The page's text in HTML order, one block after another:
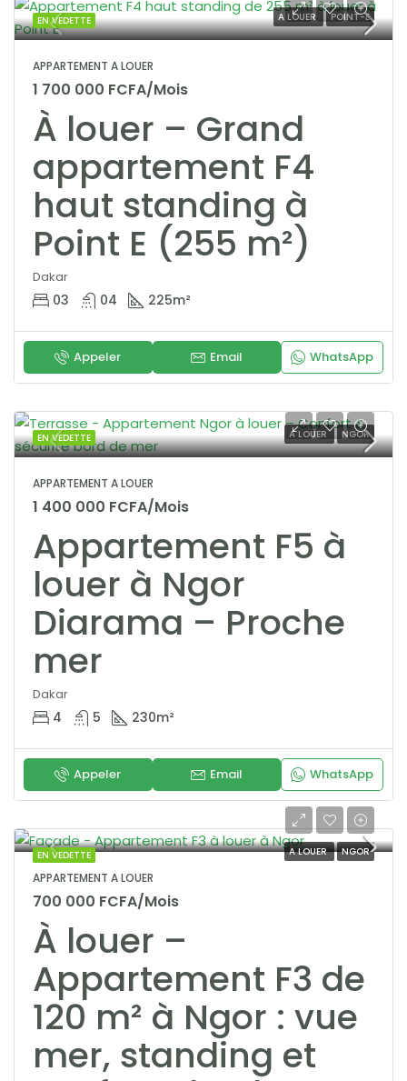
EN VEDETTE A LOUER POINT-E
APPARTEMENT A LOUER
1 700 000 FCFA/Mois
À louer – Grand
appartement F4
haut standing à
Point E (255 m²)
Dakar
03 04 225m²
Appeler Email WhatsApp
EN VEDETTE A LOUER NGOR
APPARTEMENT A LOUER
1 400 000 FCFA/Mois
Appartement F5 à
louer à Ngor
Diarama – Proche
mer
Dakar
4 5 230m²
Appeler Email WhatsApp
EN VEDETTE A LOUER NGOR
APPARTEMENT A LOUER
700 000 FCFA/Mois
À louer –
Appartement F3 de
120 m² à Ngor : vue
mer, standing et